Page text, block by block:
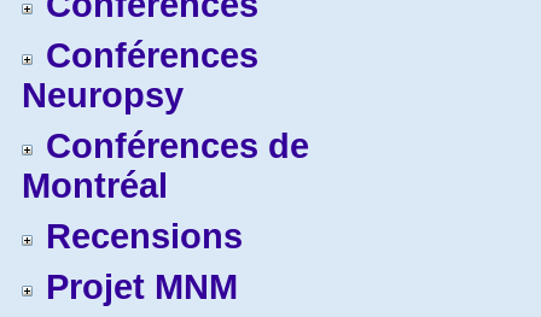
Conférences
Neuropsy
Conférences de
Montréal
Recensions
Projet MNM